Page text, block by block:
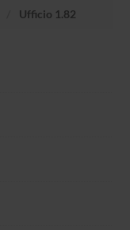
Ufficio 1.82